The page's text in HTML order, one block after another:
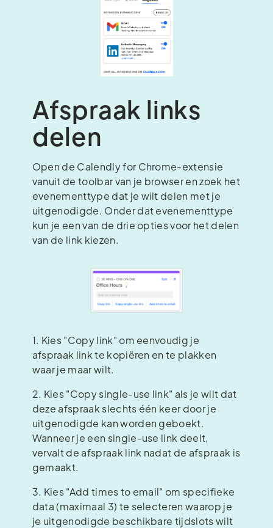
Afspraak links
delen
Open de Calendly for Chrome-extensie
vanuit de toolbar van je browser en zoek het
evenementtype dat je wilt delen met je
uitgenodigde. Onder dat evenementtype
kun je een van de drie opties voor het delen
van de link kiezen.
1. Kies "Copy link" om eenvoudig je
afspraak link te kopiëren en te plakken
waar je maar wilt.
2. Kies "Copy single-use link" als je wilt dat
deze afspraak slechts één keer door je
uitgenodigde kan worden geboekt.
Wanneer je een single-use link deelt,
vervalt de afspraak link nadat de afspraak is
gemaakt.
3. Kies "Add times to email" om specifieke
data (maximaal 3) te selecteren waarop je
je uitgenodigde beschikbare tijdslots wilt